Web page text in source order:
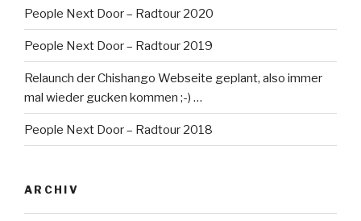
People Next Door – Radtour 2020
People Next Door – Radtour 2019
Relaunch der Chishango Webseite geplant, also immer
mal wieder gucken kommen ;-) …
People Next Door – Radtour 2018
ARCHIV